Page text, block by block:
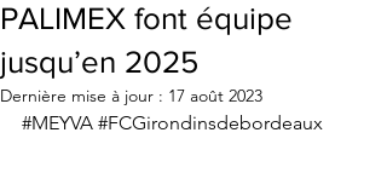
PALIMEX font équipe
jusqu’en 2025
Dernière mise à jour : 17 août 2023
#MEYVA #FCGirondinsdebordeaux